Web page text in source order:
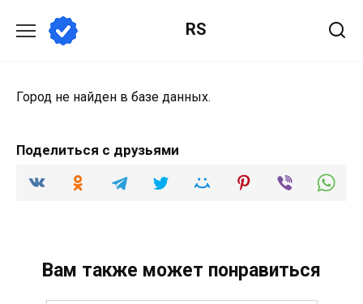
содержанию
RS
Город не найден в базе данных.
Поделиться с друзьями
Вам также может понравиться